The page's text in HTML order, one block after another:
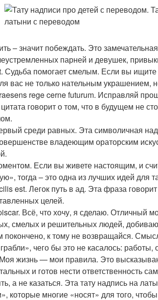
– значит побеждать. Это
парней и девушек,
Судьба помогает смелым. Если вы
вас не только нательным
rege cerne futurum. Исправляй
говорит о том, что в будущем не
среди равных. Эта символичная
владеющим ораторским
Если вы живете настоящим, и
тогда – это одна из лучших идей для
est. Легок путь в ад. Эта фраза
целей.
Всё, что хочу, я сделаю. Отличный
смелых и решительных людей,
к тому не возвращайся.
чего бы это не касалось:
жизнь — мои правила. Это
и готов нести ответственность
а не казаться. Эта тату надпись на
которые многие «носят» для того,